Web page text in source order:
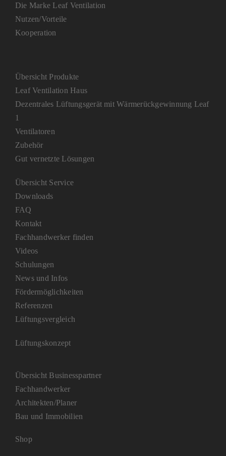
Die Marke Leaf Ventilation
Nutzen/Vorteile
Kooperation
Übersicht Produkte
Leaf Ventilation Haus
Dezentrales Lüftungsgerät mit Wärmerückgewinnung Leaf
1
Ventilatoren
Zubehör
Gut vernetzte Lösungen
Übersicht Service
Downloads
FAQ
Kontakt
Fachhandwerker finden
Videos
Schulungen
News und Infos
Fördermöglichkeiten
Referenzen
Lüftungsvergleich
Lüftungskonzept
Übersicht Businesspartner
Fachhandwerker
Architekten/Planer
Bau und Immobilien
Shop